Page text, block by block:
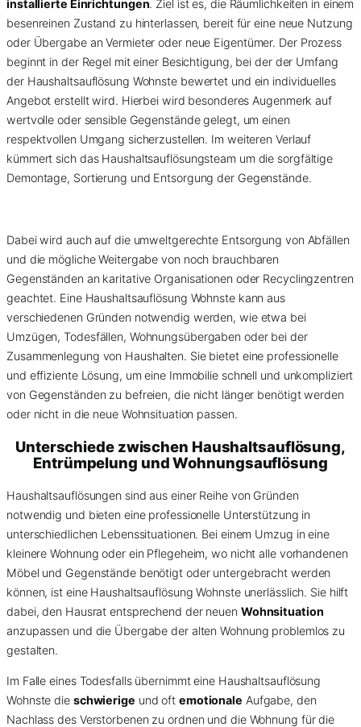
installierte Einrichtungen. Ziel ist es, die Räumlichkeiten in einem
besenreinen Zustand zu hinterlassen, bereit für eine neue Nutzung
oder Übergabe an Vermieter oder neue Eigentümer. Der Prozess
beginnt in der Regel mit einer Besichtigung, bei der der Umfang
der Haushaltsauflösung Wohnste bewertet und ein individuelles
Angebot erstellt wird. Hierbei wird besonderes Augenmerk auf
wertvolle oder sensible Gegenstände gelegt, um einen
respektvollen Umgang sicherzustellen. Im weiteren Verlauf
kümmert sich das Haushaltsauflösungsteam um die sorgfältige
Demontage, Sortierung und Entsorgung der Gegenstände.
Dabei wird auch auf die umweltgerechte Entsorgung von Abfällen
und die mögliche Weitergabe von noch brauchbaren
Gegenständen an karitative Organisationen oder Recyclingzentren
geachtet. Eine Haushaltsauflösung Wohnste kann aus
verschiedenen Gründen notwendig werden, wie etwa bei
Umzügen, Todesfällen, Wohnungsübergaben oder bei der
Zusammenlegung von Haushalten. Sie bietet eine professionelle
und effiziente Lösung, um eine Immobilie schnell und unkompliziert
von Gegenständen zu befreien, die nicht länger benötigt werden
oder nicht in die neue Wohnsituation passen.
Unterschiede zwischen Haushaltsauflösung,
Entrümpelung und Wohnungsauflösung
Haushaltsauflösungen sind aus einer Reihe von Gründen
notwendig und bieten eine professionelle Unterstützung in
unterschiedlichen Lebenssituationen. Bei einem Umzug in eine
kleinere Wohnung oder ein Pflegeheim, wo nicht alle vorhandenen
Möbel und Gegenstände benötigt oder untergebracht werden
können, ist eine Haushaltsauflösung Wohnste unerlässlich. Sie hilft
dabei, den Hausrat entsprechend der neuen Wohnsituation
anzupassen und die Übergabe der alten Wohnung problemlos zu
gestalten.
Im Falle eines Todesfalls übernimmt eine Haushaltsauflösung
Wohnste die schwierige und oft emotionale Aufgabe, den
Nachlass des Verstorbenen zu ordnen und die Wohnung für die